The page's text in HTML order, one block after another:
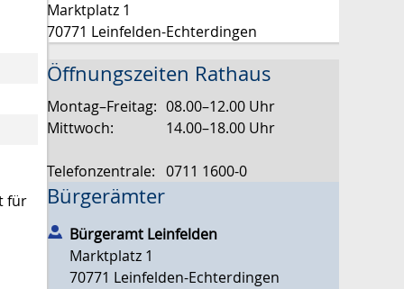
für
Marktplatz 1
70771 Leinfelden-Echterdingen
Öffnungszeiten Rathaus
Montag–Freitag: 08.00–12.00 Uhr
Mittwoch:
14.00–18.00 Uhr
Telefonzentrale: 0711 1600-0
Bürgerämter
Bürgeramt Leinfelden
Marktplatz 1
70771 Leinfelden-Echterdingen